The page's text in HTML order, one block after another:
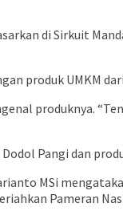
di Sirkuit
produk UMKM
produknya.
Pangi dan
MSi
Pameran